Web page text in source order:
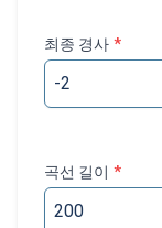
최종 경사 *
곡선 길이 *